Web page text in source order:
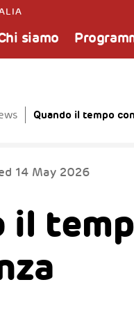
siamo
Quando il tempo
14 May 2026
il